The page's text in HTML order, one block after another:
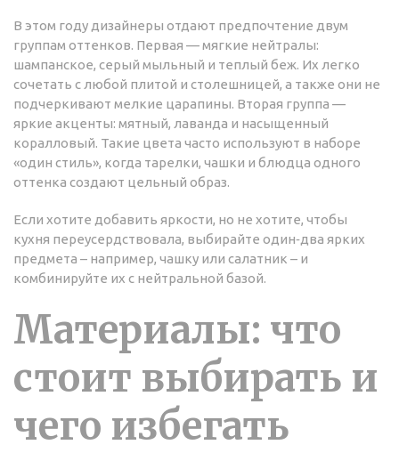
В этом году дизайнеры отдают предпочтение двум
группам оттенков. Первая — мягкие нейтралы:
шампанское, серый мыльный и теплый беж. Их легко
сочетать с любой плитой и столешницей, а также они не
подчеркивают мелкие царапины. Вторая группа —
яркие акценты: мятный, лаванда и насыщенный
коралловый. Такие цвета часто используют в наборе
«один стиль», когда тарелки, чашки и блюдца одного
оттенка создают цельный образ.
Если хотите добавить яркости, но не хотите, чтобы
кухня переусердствовала, выбирайте один‑два ярких
предмета – например, чашку или салатник – и
комбинируйте их с нейтральной базой.
Материалы: что
стоит выбирать и
чего избегать